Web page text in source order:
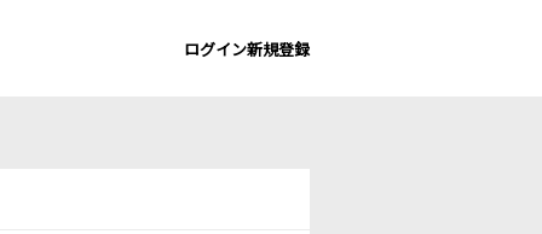
ログイン新規登録